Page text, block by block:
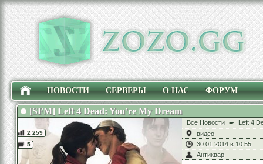
НОВОСТИ СЕРВЕРЫ О НАС ФОРУМ
[SFM] Left 4 Dead: You’re My Dream
Все Новости ➨
Left 4
видео
30.01.2014 в 10:55
Антиквар
2 259
5